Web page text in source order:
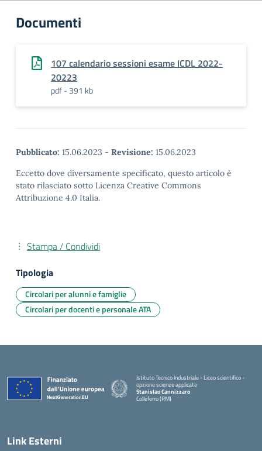
Documenti
107 calendario sessioni esame ICDL 2022-
20223
pdf - 391 kb
Pubblicato: 15.06.2023 - Revisione: 15.06.2023
Eccetto dove diversamente specificato, questo articolo è
stato rilasciato sotto Licenza Creative Commons
Attribuzione 4.0 Italia.
Stampa / Condividi
Tipologia
Circolari per alunni e famiglie
Circolari per docenti e personale ATA
Istituto Tecnico Industriale - Liceo scientifico -
opzione scienze applicate
Stanislao Cannizzaro
Colleferro (RM)
Link Esterni